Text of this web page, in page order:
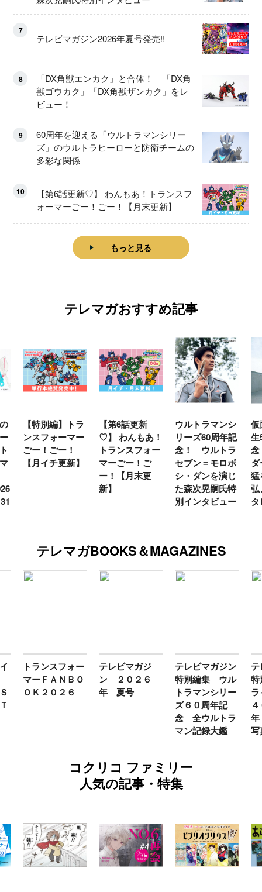
7
テレビマガジン2026年夏号発売!!
8
「DX角獣エンカク」と合体！ 「DX角
獣ゴウカク」「DX角獣ザンカク」をレ
ビュー！
9
60周年を迎える「ウルトラマンシリー
ズ」のウルトラヒーローと防衛チームの
多彩な関係
10
【第6話更新♡】 わんもあ！トランスフ
ォーマーごー！ごー！【月末更新】
もっと見る
テレマガおすすめ記事
【特別編】トラ
ンスフォーマー
ごー！ごー！
【月イチ更新】
【第6話更新
♡】 わんもあ！
トランスフォー
マーごー！ご
ー！【月末更
新】
ウルトラマンシ
リーズ60周年記
念！ ウルトラ
セブン＝モロボ
シ・ダンを演じ
た森次晃嗣氏特
別インタビュー
仮
生
猛
弘
テレマガBOOKS＆MAGAZINES
トランスフォー
マーＦＡＮＢＯ
ＯＫ２０２６
テレビマガジ
ン ２０２６
年 夏号
テレビマガジン
特別編集 ウル
トラマンシリー
ズ６０周年記
念 全ウルトラ
マン記録大鑑
コクリコ ファミリー
人気の記事・特集